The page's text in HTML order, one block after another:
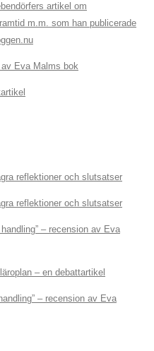
artikel om
m.m. som han publicerade
av Eva Malms bok
reflektioner och slutsatser
reflektioner och slutsatser
– recension av Eva
– en debattartikel
– recension av Eva